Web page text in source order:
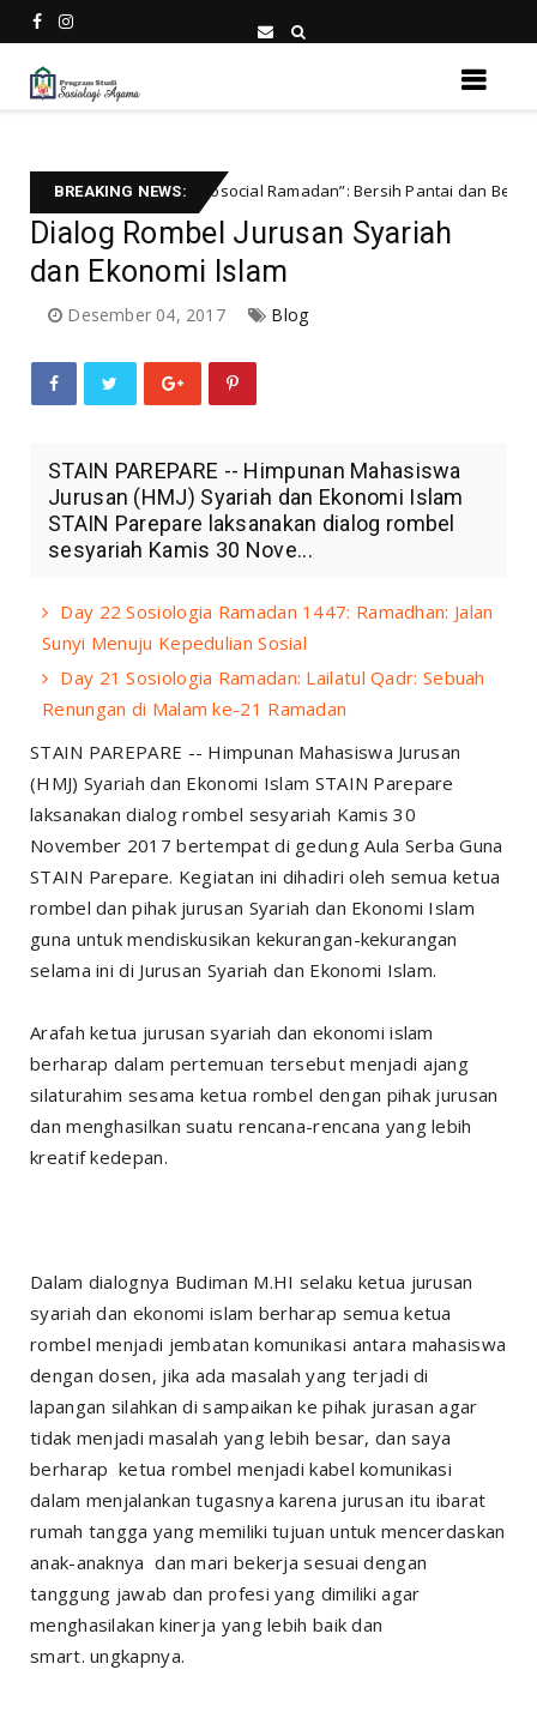
BREAKING NEWS:
Gelar “Ecosocial Ramadan”: Bersih Pantai dan Berbagi Takjil Buka
Dialog Rombel Jurusan Syariah
dan Ekonomi Islam
Desember 04, 2017 Blog
STAIN PAREPARE -- Himpunan Mahasiswa
Jurusan (HMJ) Syariah dan Ekonomi Islam
STAIN Parepare laksanakan dialog rombel
sesyariah Kamis 30 Nove...
Day 22 Sosiologia Ramadan 1447: Ramadhan: Jalan
Sunyi Menuju Kepedulian Sosial
Day 21 Sosiologia Ramadan: Lailatul Qadr: Sebuah
Renungan di Malam ke-21 Ramadan
STAIN PAREPARE -- Himpunan Mahasiswa Jurusan
(HMJ) Syariah dan Ekonomi Islam STAIN Parepare
laksanakan dialog rombel sesyariah Kamis 30
November 2017 bertempat di gedung Aula Serba Guna
STAIN Parepare. Kegiatan ini dihadiri oleh semua ketua
rombel dan pihak jurusan Syariah dan Ekonomi Islam
guna untuk mendiskusikan kekurangan-kekurangan
selama ini di Jurusan Syariah dan Ekonomi Islam.
Arafah ketua jurusan syariah dan ekonomi islam
berharap dalam pertemuan tersebut menjadi ajang
silaturahim sesama ketua rombel dengan pihak jurusan
dan menghasilkan suatu rencana-rencana yang lebih
kreatif kedepan.
Dalam dialognya Budiman M.HI selaku ketua jurusan
syariah dan ekonomi islam berharap semua ketua
rombel menjadi jembatan komunikasi antara mahasiswa
dengan dosen, jika ada masalah yang terjadi di
lapangan silahkan di sampaikan ke pihak jurasan agar
tidak menjadi masalah yang lebih besar, dan saya
berharap ketua rombel menjadi kabel komunikasi
dalam menjalankan tugasnya karena jurusan itu ibarat
rumah tangga yang memiliki tujuan untuk mencerdaskan
anak-anaknya dan mari bekerja sesuai dengan
tanggung jawab dan profesi yang dimiliki agar
menghasilakan kinerja yang lebih baik dan
smart.ungkapnya.